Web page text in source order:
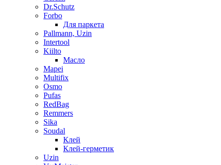
Dr.Schutz
Forbo
Для паркета
Pallmann, Uzin
Intertool
Kiilto
Масло
Mapei
Multifix
Osmo
Pufas
RedBag
Remmers
Sika
Soudal
Клей
Клей-герметик
Uzin